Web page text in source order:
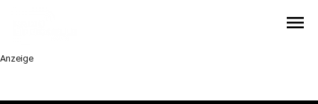
menu
Anzeige